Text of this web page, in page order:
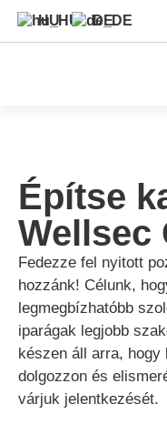
HU DE
Építse
Wellsec
Fedezze fel nyitott
hozzánk! Célunk,
legmegbízhatóbb
iparágak legjobb
készen áll arra,
dolgozzon és
várjuk jelentkezését.